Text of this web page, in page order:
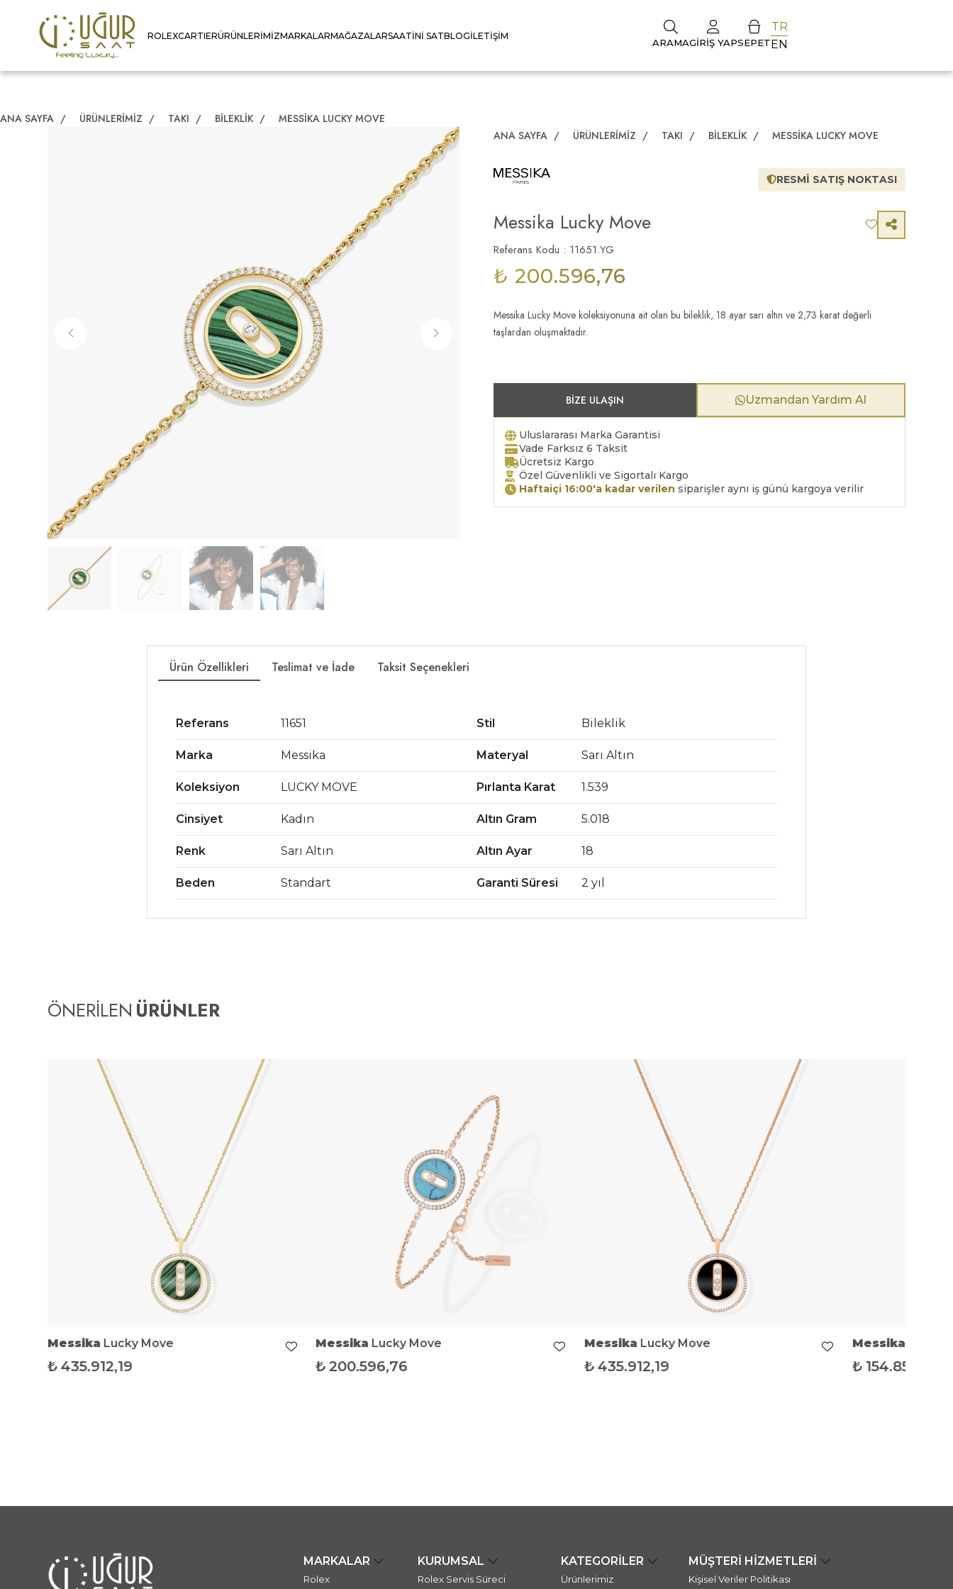
ROLEXCARTIERÜRÜNLERIMIZMARKALARMAĞAZALARSAATINI SATBLOGİLETIŞIM
ARAMAGIRIŞ YAPSEPET
TR
EN
ANA SAYFA / ÜRÜNLERIMIZ / TAKI / BILEKLIK /
MESSIKA LUCKY MOVE
ANA SAYFA / ÜRÜNLERIMIZ / TAKI / BILEKLIK / MESSIKA LUCKY MOVE
RESMİ SATIŞ NOKTASI
Messika Lucky Move
Referans Kodu : 11651.YG
₺ 200.596,76
Messika Lucky Move koleksiyonuna ait olan bu bileklik, 18 ayar sarı altın ve 2,73 karat değerli
taşlardan oluşmaktadır.
BIZE ULAŞIN Uzmandan Yardım Al
Uluslararası Marka Garantisi
Vade Farksız 6 Taksit
Ücretsiz Kargo
Özel Güvenlikli ve Sigortalı Kargo
Haftaiçi 16:00'a kadar verilen siparişler aynı iş günü kargoya verilir
Ürün Özellikleri Teslimat ve İade Taksit Seçenekleri
Referans 11651 Stil Bileklik
Marka Messika Materyal Sarı Altın
Koleksiyon LUCKY MOVE Pırlanta Karat 1.539
Cinsiyet Kadın Altın Gram 5.018
Renk Sarı Altın Altın Ayar 18
Beden Standart Garanti Süresi 2 yıl
ÖNERİLEN ÜRÜNLER
Messika Lucky Move
₺ 435.912,19
Messika Lucky Move
₺ 200.596,76
Messika Lucky Move
₺ 435.912,19
Messika
₺ 154.856,29
MARKALAR
Rolex
KURUMSAL
Rolex Servis Süreci
KATEGORİLER
Ürünlerimiz
MÜŞTERİ HİZMETLERİ
Kişisel Veriler Politikası